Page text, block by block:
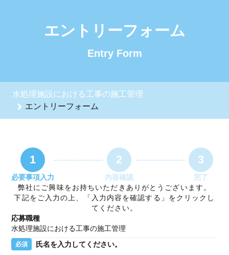
エントリーフォーム
Entry Form
水処理施設における工事の施工管理
エントリーフォーム
1
必要事項入力
2
内容確認
3
完了
弊社にご興味をお持ちいただきありがとうございます。
下記をご入力の上、「入力内容を確認する」をクリックし
てください。
応募職種
水処理施設における工事の施工管理
必須
氏名を入力してください。